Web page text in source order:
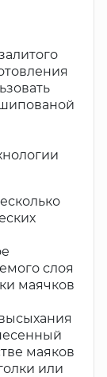
слоя
маячков
маяков
или